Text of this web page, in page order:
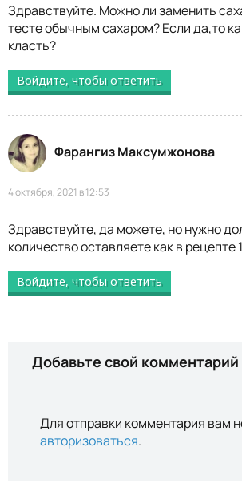
Здравствуйте. Можно ли заменить
тесте обычным сахаром? Если да,то
класть?
Войдите, чтобы ответить
Фарангиз Максумжонова
4 октября, 2021 в 12:53
Здравствуйте, да можете, но нужно
количество оставляете как в рецепте
Войдите, чтобы ответить
Добавьте свой комментарий
Для отправки комментария вам
авторизоваться.